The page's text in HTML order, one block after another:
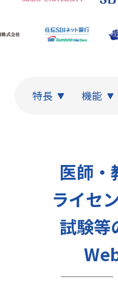
特長 機能
医師・
ライセ
試験等